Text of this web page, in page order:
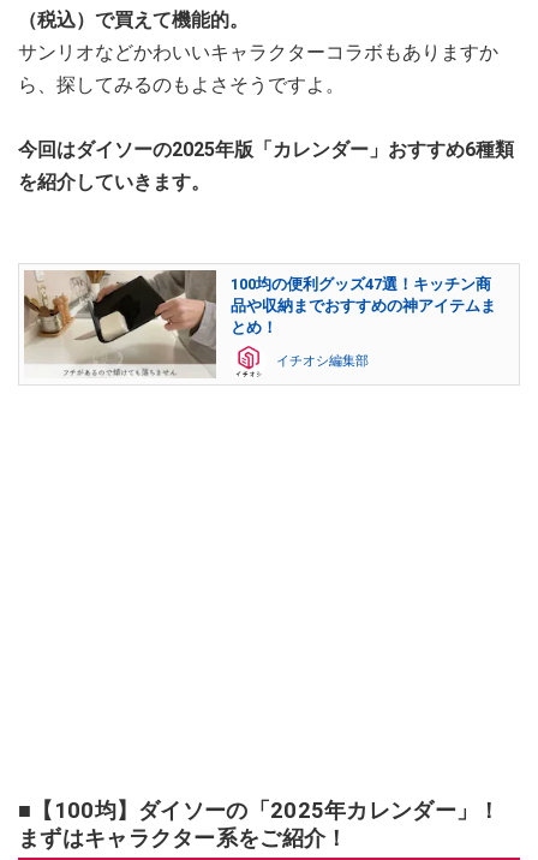
（税込）で買えて機能的。
サンリオなどかわいいキャラクターコラボもありますか
ら、探してみるのもよさそうですよ。
今回はダイソーの2025年版「カレンダー」おすすめ6種類
を紹介していきます。
100均の便利グッズ47選！キッチン商
品や収納までおすすめの神アイテムま
とめ！
イチオシ編集部
■【100均】ダイソーの「2025年カレンダー」！
まずはキャラクター系をご紹介！